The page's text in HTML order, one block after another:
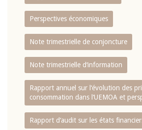
Perspectives économiques
Note trimestrielle de conjoncture
Note trimestrielle d‘information
Rapport annuel sur l‘évolution des
consommation dans l‘UEMOA et
Rapport d‘audit sur les états